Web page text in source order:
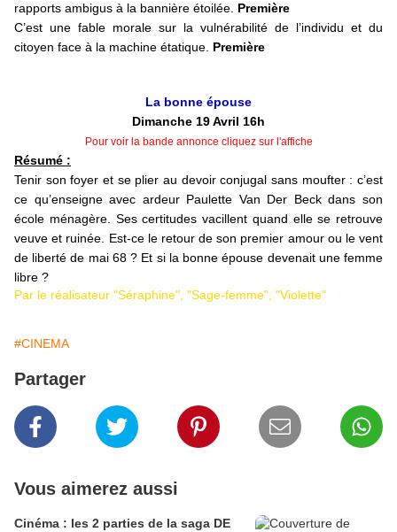
rapports ambigus à la bannière étoilée. Première
C’est une fable morale sur la vulnérabilité de l’individu et du
citoyen face à la machine étatique. Première
La bonne épouse
Dimanche 19 Avril 16h
Pour voir la bande annonce cliquez sur l'affiche
Résumé :
Tenir son foyer et se plier au devoir conjugal sans moufter : c’est
ce qu’enseigne avec ardeur Paulette Van Der Beck dans son
école ménagère. Ses certitudes vacillent quand elle se retrouve
veuve et ruinée. Est-ce le retour de son premier amour ou le vent
de liberté de mai 68 ? Et si la bonne épouse devenait une femme
libre ?
Par le réalisateur "Séraphine", "Sage-femme", "Violette"
#CINEMA
Partager
Vous aimerez aussi
Cinéma : les 2 parties de la saga DE